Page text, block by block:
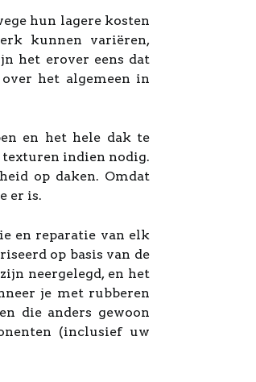
hun lagere kosten
kunnen variëren,
het erover eens dat
het algemeen in
en het hele dak te
texturen indien nodig.
op daken. Omdat
er is.
en reparatie van elk
op basis van de
neergelegd, en het
je met rubberen
die anders gewoon
(inclusief uw